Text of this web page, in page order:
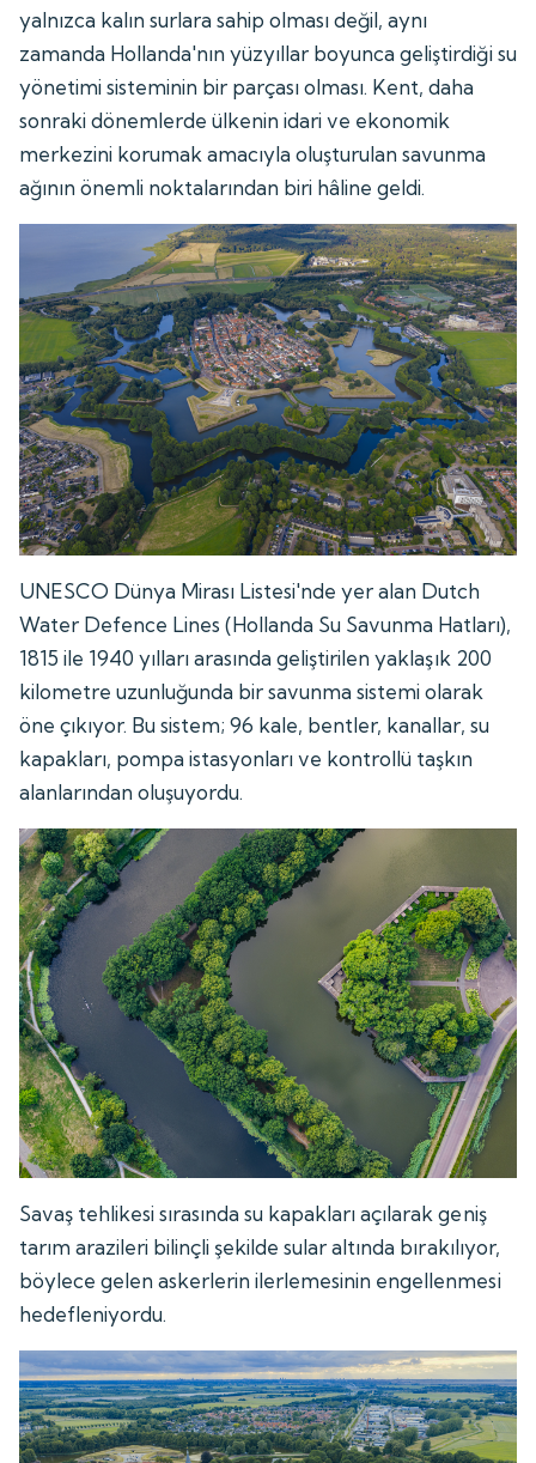
yalnızca kalın surlara sahip olması değil, aynı
zamanda Hollanda'nın yüzyıllar boyunca geliştirdiği su
yönetimi sisteminin bir parçası olması. Kent, daha
sonraki dönemlerde ülkenin idari ve ekonomik
merkezini korumak amacıyla oluşturulan savunma
ağının önemli noktalarından biri hâline geldi.
UNESCO Dünya Mirası Listesi'nde yer alan Dutch
Water Defence Lines (Hollanda Su Savunma Hatları),
1815 ile 1940 yılları arasında geliştirilen yaklaşık 200
kilometre uzunluğunda bir savunma sistemi olarak
öne çıkıyor. Bu sistem; 96 kale, bentler, kanallar, su
kapakları, pompa istasyonları ve kontrollü taşkın
alanlarından oluşuyordu.
Savaş tehlikesi sırasında su kapakları açılarak geniş
tarım arazileri bilinçli şekilde sular altında bırakılıyor,
böylece gelen askerlerin ilerlemesinin engellenmesi
hedefleniyordu.